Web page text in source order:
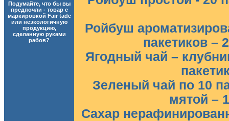
Подумайте, что бы вы
предпочли - товар с
маркировкой Fair tade
или неэкологичную
продукцию,
сделанную руками
рабов?
Ройбуш
пакетиков –
Ягодный чай –
Зеленый чай по 10
мятой –
Сахар